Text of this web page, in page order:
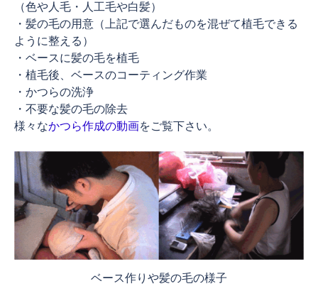
（色や人毛・人工毛や白髪）
・髪の毛の用意（上記で選んだものを混ぜて植毛できる
ように整える）
・ベースに髪の毛を植毛
・植毛後、ベースのコーティング作業
・かつらの洗浄
・不要な髪の毛の除去
様々なかつら作成の動画をご覧下さい。
ベース作りや髪の毛の様子